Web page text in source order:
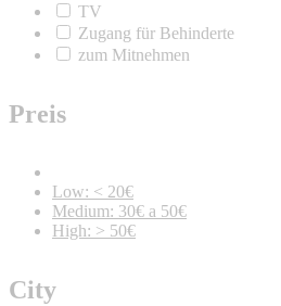
TV
Zugang für Behinderte
zum Mitnehmen
Preis
Low: < 20€
Medium: 30€ a 50€
High: > 50€
City